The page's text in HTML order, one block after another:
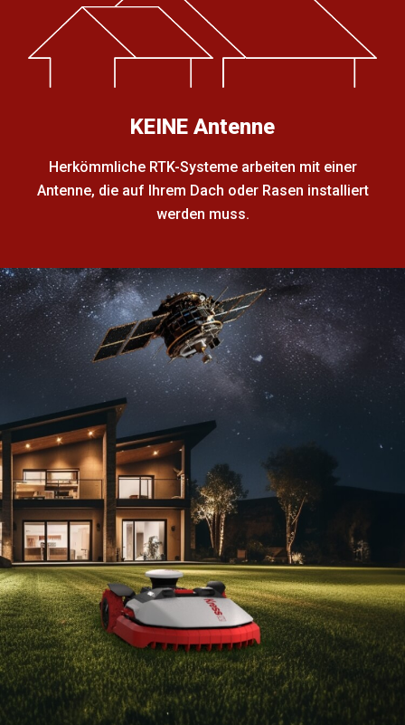
KEINE Antenne
Herkömmliche RTK-Systeme arbeiten mit einer
Antenne, die auf Ihrem Dach oder Rasen installiert
werden muss.